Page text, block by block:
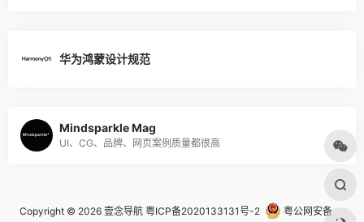
华为鸿蒙设计规范
Mindsparkle Mag
UI、CG、品牌、网页案例质量都很高
Copyright © 2026 壹念导航 粤ICP备2020133131号-2 粤公网安备